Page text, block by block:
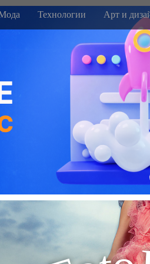
Технологии Арт и